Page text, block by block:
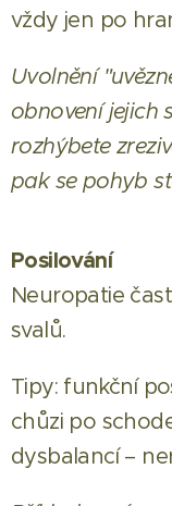
vždy jen po
Uvolnění
obnovení jejich
rozhýbete
pak se pohyb
Posilování
Neuropatie
svalů.
Tipy: funkční
chůzi po
dysbalancí –